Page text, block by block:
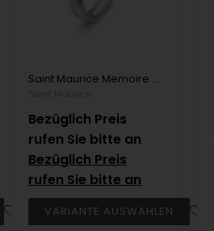
Saint Maurice Memoire Ring aus 14 Karat Weißgold mit 3 x 0,12 Karat Diamanten
Bezüglich Preis
rufen Sie bitte an
Bezüglich Preis
rufen Sie bitte an